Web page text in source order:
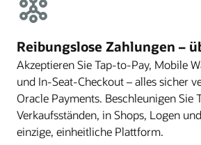
Wartezeiten und mehr Komfort,
höhere Bestellgenauigkeit,
betriebliche Agilität erreichen.
(Snacks, Getränke oder Waren)
verfügbar sind. Die zentralisierte
Simphony bietet Betreibern einen
den Bestand über alle
hinweg. Dadurch wird eine proaktive,
Bestandsauffüllung ermöglicht, und
oder Engpässe werden minimiert. Mit
Veranstaltung unvergessliche
Reibungslose Zahlungen –
Akzeptieren Sie Tap-to-Pay, Mobile
und In-Seat-Checkout – alles sicher
Oracle Payments. Beschleunigen Sie
Verkaufsständen, in Shops, Logen
einzige, einheitliche Plattform.